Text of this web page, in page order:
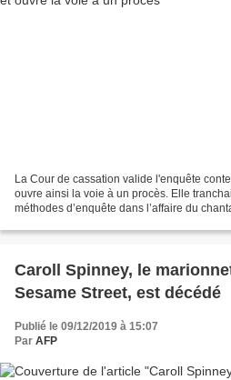
La Cour de cassation valide l'enquête
ouvre ainsi la voie à un procès. Elle
méthodes d’enquête dans l’affaire du
Caroll Spinney, le
Sesame Street, est décédé
Publié le 09/12/2019 à 15:07
Par AFP